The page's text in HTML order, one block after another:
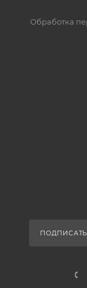
Обработка